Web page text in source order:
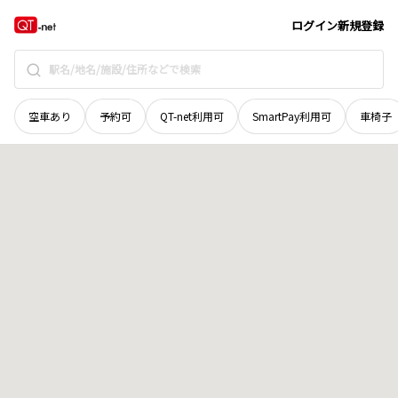
ログイン新規登録
空車あり 予約可 QT-net利用可 SmartPay利用可 車椅子
愛媛県